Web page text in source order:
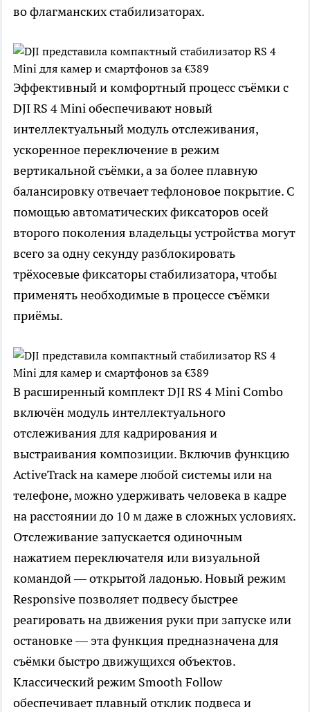
во флагманских стабилизаторах.
Эффективный и комфортный процесс съёмки с
DJI RS 4 Mini обеспечивают новый
интеллектуальный модуль отслеживания,
ускоренное переключение в режим
вертикальной съёмки, а за более плавную
балансировку отвечает тефлоновое покрытие. С
помощью автоматических фиксаторов осей
второго поколения владельцы устройства могут
всего за одну секунду разблокировать
трёхосевые фиксаторы стабилизатора, чтобы
применять необходимые в процессе съёмки
приёмы.
В расширенный комплект DJI RS 4 Mini Combo
включён модуль интеллектуального
отслеживания для кадрирования и
выстраивания композиции. Включив функцию
ActiveTrack на камере любой системы или на
телефоне, можно удерживать человека в кадре
на расстоянии до 10 м даже в сложных условиях.
Отслеживание запускается одиночным
нажатием переключателя или визуальной
командой — открытой ладонью. Новый режим
Responsive позволяет подвесу быстрее
реагировать на движения руки при запуске или
остановке — эта функция предназначена для
съёмки быстро движущихся объектов.
Классический режим Smooth Follow
обеспечивает плавный отклик подвеса и